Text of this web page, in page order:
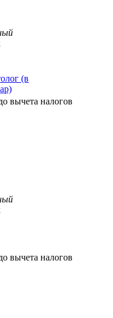
(в
вычета налогов
вычета налогов